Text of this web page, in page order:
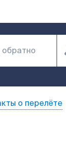
о перелёте